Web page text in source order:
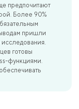
предпочитают
Более 90%
пришли
готовы
функциями.